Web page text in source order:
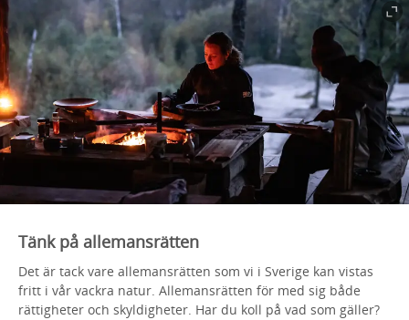
Tänk på allemansrätten
Det är tack vare allemansrätten som vi i Sverige kan vistas
fritt i vår vackra natur. Allemansrätten för med sig både
rättigheter och skyldigheter. Har du koll på vad som gäller?